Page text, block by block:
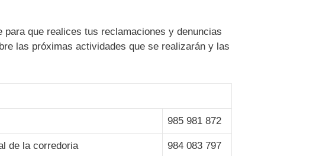
para que realices tus reclamaciones y denuncias
las próximas actividades que se realizarán y las
985 981 872
de la corredoria 984 083 797